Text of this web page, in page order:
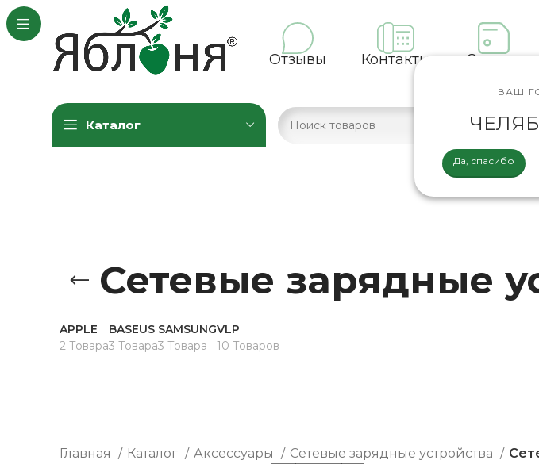
Отзывы Контакты Оплата
ВАШ
Да, спасибо
Каталог
Сетевые зарядные
APPLE
2 Товара
BASEUS
3 Товара
SAMSUNG
3 Товара
VLP
10 Товаров
Главная Каталог Аксессуары Сетевые зарядные устройства